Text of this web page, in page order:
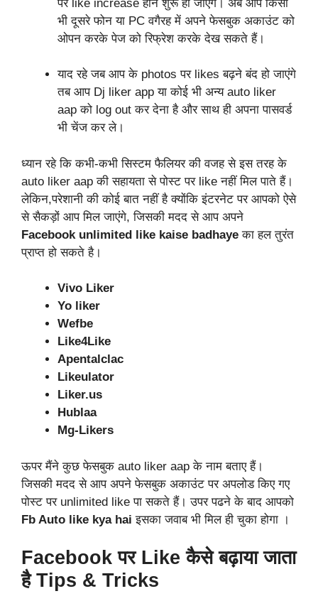
पर like increase होने शुरू हो जाएंगे। अब आप किसी
भी दूसरे फोन या PC वगैरह में अपने फेसबुक अकाउंट को
ओपन करके पेज को रिफ्रेश करके देख सकते हैं।
याद रहे जब आप के photos पर likes बढ़ने बंद हो जाएंगे
तब आप Dj liker app या कोई भी अन्य auto liker
aap को log out कर देना है और साथ ही अपना पासवर्ड
भी चेंज कर ले।
ध्यान रहे कि कभी-कभी सिस्टम फैलियर की वजह से इस तरह के
auto liker aap की सहायता से पोस्ट पर like नहीं मिल पाते हैं।
लेकिन,परेशानी की कोई बात नहीं है क्योंकि इंटरनेट पर आपको ऐसे
से सैकड़ों आप मिल जाएंगे, जिसकी मदद से आप अपने
Facebook unlimited like kaise badhaye का हल तुरंत
प्राप्त हो सकते है।
Vivo Liker
Yo liker
Wefbe
Like4Like
Apentalclac
Likeulator
Liker.us
Hublaa
Mg-Likers
ऊपर मैंने कुछ फेसबुक auto liker aap के नाम बताए हैं।
जिसकी मदद से आप अपने फेसबुक अकाउंट पर अपलोड किए गए
पोस्ट पर unlimited like पा सकते हैं। उपर पढने के बाद आपको
Fb Auto like kya hai इसका जवाब भी मिल ही चुका होगा ।
Facebook पर Like कैसे बढ़ाया जाता
है Tips & Tricks